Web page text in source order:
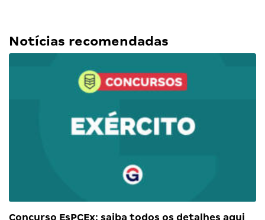
Notícias recomendadas
Concurso EsPCEx: saiba todos os detalhes aqui